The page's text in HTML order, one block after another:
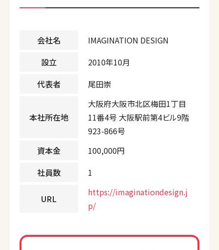
会社名
IMAGINATION DESIGN
設立
2010年10月
代表者
尾田崇
本社所在地
大阪府大阪市北区梅田1丁目
11番4号 大阪駅前第4ビル9階
923-866号
資本金
100,000円
社員数
1
URL
https://imaginationdesign.j
p/